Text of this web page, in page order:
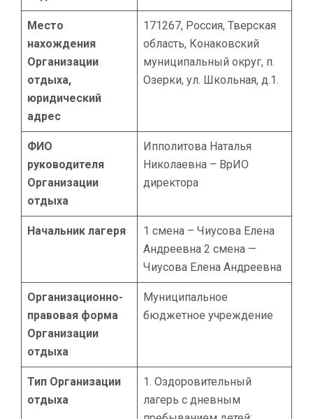
Место
нахождения
Организации
отдыха,
юридический
адрес
171267, Россия, Тверская
область, Конаковский
муниципальный округ, п.
Озерки, ул. Школьная, д.1.
ФИО
руководителя
Организации
отдыха
Ипполитова Наталья
Николаевна – ВрИО
директора
Начальник лагеря
1 смена – Чиусова Елена
Андреевна 2 смена —
Чиусова Елена Андреевна
Организационно-
правовая форма
Организации
отдыха
Муниципальное
бюджетное учреждение
Тип Организации
отдыха
1. Оздоровительный
лагерь с дневным